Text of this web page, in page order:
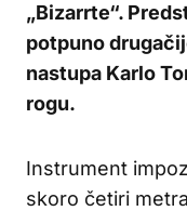
„Bizarrte“.
potpuno
nastupa Karlo
rogu.
Instrument
skoro četiri